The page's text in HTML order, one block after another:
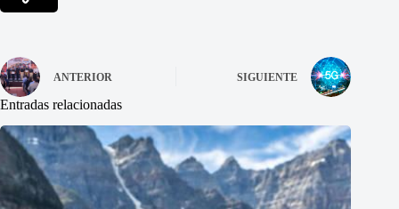
ANTERIOR SIGUIENTE
Entradas relacionadas